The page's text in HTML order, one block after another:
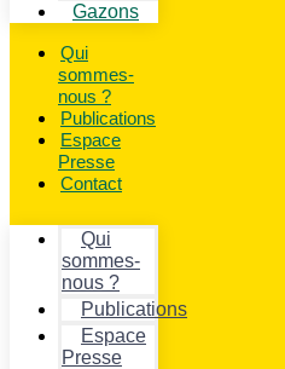
Gazons
Qui
sommes-
nous ?
Publications
Espace
Presse
Contact
Qui
sommes-
nous ?
Publications
Espace
Presse